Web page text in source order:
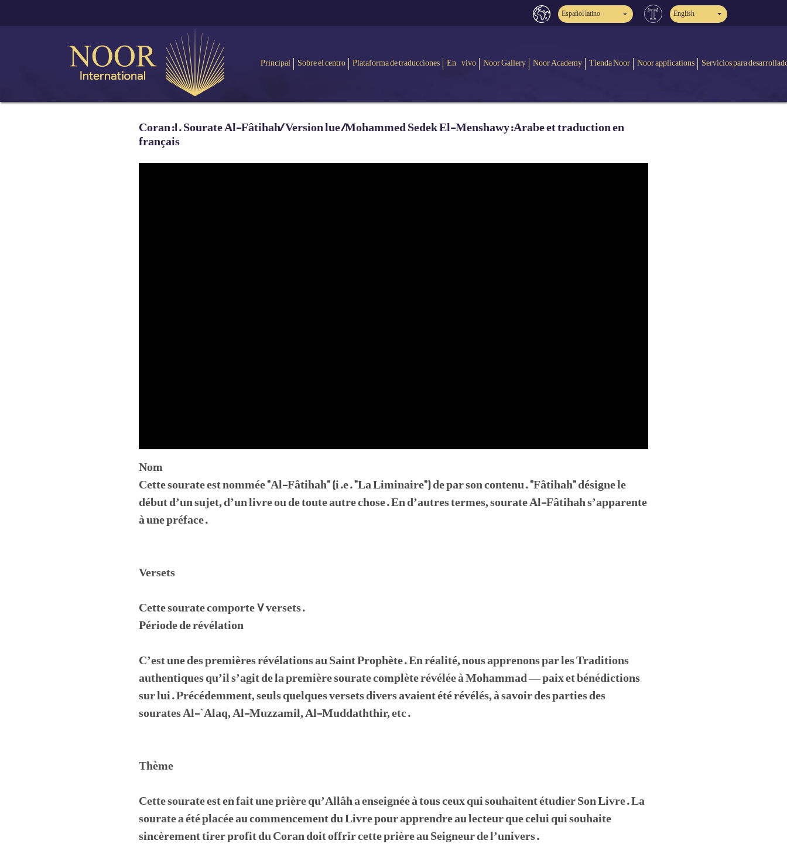
Español latino English
Principal Sobre el centro Plataforma de traducciones En vivo Noor Gallery Noor Academy Tienda Noor Noor applications Servicios para
Coran:1. Sourate Al-Fâtihah/ Version lue /Mohammed Sedek El-Menshawy:Arabe et traduction en
français
Nom
Cette sourate est nommée "Al-Fâtihah" (i.e. "La Liminaire") de par son contenu. "Fâtihah" désigne le
début d’un sujet, d’un livre ou de toute autre chose. En d’autres termes, sourate Al-Fâtihah s’apparente
à une préface.
Versets
Cette sourate comporte 7 versets.
Période de révélation
C’est une des premières révélations au Saint Prophète. En réalité, nous apprenons par les Traditions
authentiques qu’il s’agit de la première sourate complète révélée à Mohammad — paix et bénédictions
sur lui. Précédemment, seuls quelques versets divers avaient été révélés, à savoir des parties des
sourates Al-`Alaq, Al-Muzzamil, Al-Muddaththir, etc.
Thème
Cette sourate est en fait une prière qu’Allâh a enseignée à tous ceux qui souhaitent étudier Son Livre. La
sourate a été placée au commencement du Livre pour apprendre au lecteur que celui qui souhaite
sincèrement tirer profit du Coran doit offrir cette prière au Seigneur de l’univers.